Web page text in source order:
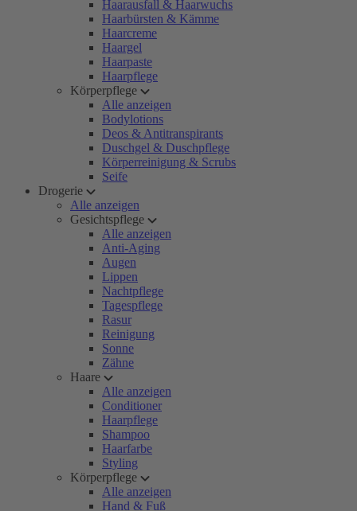
Haarausfall & Haarwuchs
Haarbürsten & Kämme
Haarcreme
Haargel
Haarpaste
Haarpflege
Körperpflege
Alle anzeigen
Bodylotions
Deos & Antitranspirants
Duschgel & Duschpflege
Körperreinigung & Scrubs
Seife
Drogerie
Alle anzeigen
Gesichtspflege
Alle anzeigen
Anti-Aging
Augen
Lippen
Nachtpflege
Tagespflege
Rasur
Reinigung
Sonne
Zähne
Haare
Alle anzeigen
Conditioner
Haarpflege
Shampoo
Haarfarbe
Styling
Körperpflege
Alle anzeigen
Hand & Fuß